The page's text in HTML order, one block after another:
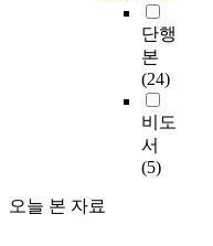
단행
본
(24)
비도
서
(5)
오늘 본 자료